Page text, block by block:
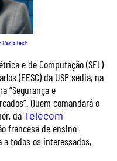
ParisTech
e de Computação (SEL)
(EESC) da USP sedia, na
“Segurança e
Quem comandará o
daTelecom
francesa de ensino
todos os interessados,